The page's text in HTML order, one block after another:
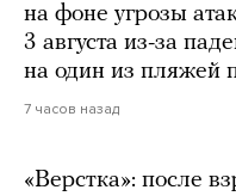
на фоне угрозы
3 августа из-за
на один из пляжей
7 часов назад
«Верстка»: после